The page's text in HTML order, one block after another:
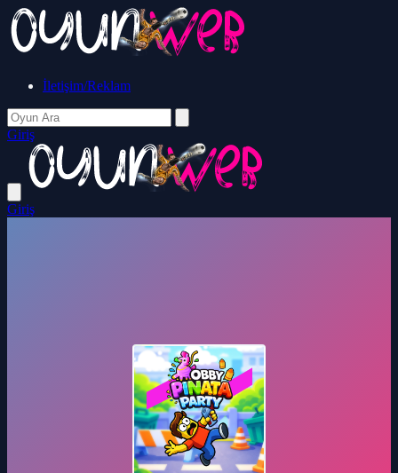
İletişim/Reklam
Giriş
Giriş